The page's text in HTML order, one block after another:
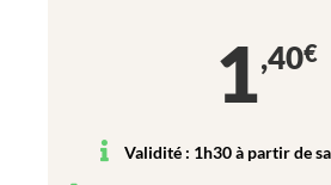
1,40€
Validité : 1h30 à partir de